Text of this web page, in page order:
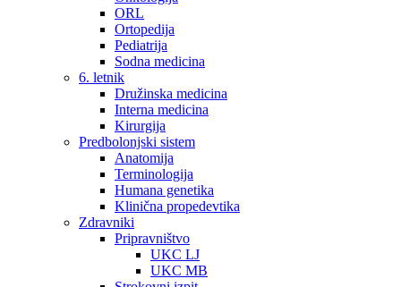
ORL
Ortopedija
Pediatrija
Sodna medicina
6. letnik
Družinska medicina
Interna medicina
Kirurgija
Predbolonjski sistem
Anatomija
Terminologija
Humana genetika
Klinična propedevtika
Zdravniki
Pripravništvo
UKC LJ
UKC MB